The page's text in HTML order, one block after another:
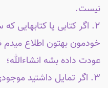
نیست.
۲. اگر کتابی یا کتابهایی
خودمون بهتون اطلاع میدم
عودت داده بشه انشاءالله؛
۳. اگر تمایل داشتید